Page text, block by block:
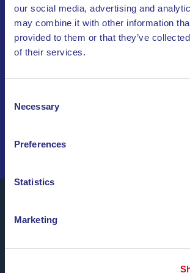
our social media, advertising and
may combine it with other information
provided to them or that they’ve
of their services.
Selection
Necessary
Preferences
Statistics
Marketing
ABONNEZ-VOUS À NOTRE LETTRE
D’INFORMATION
DESTINATIONS DE RÊVE ET DES